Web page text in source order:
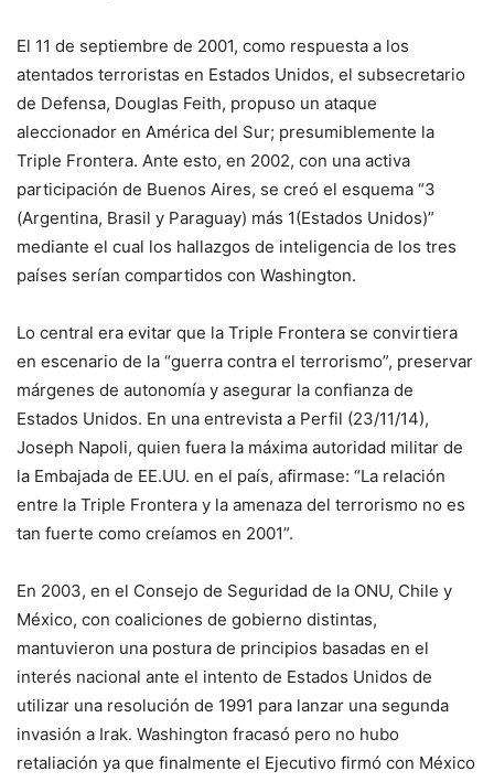
El 11 de septiembre de 2001, como respuesta a los
atentados terroristas en Estados Unidos, el subsecretario
de Defensa, Douglas Feith, propuso un ataque
aleccionador en América del Sur; presumiblemente la
Triple Frontera. Ante esto, en 2002, con una activa
participación de Buenos Aires, se creó el esquema “3
(Argentina, Brasil y Paraguay) más 1(Estados Unidos)”
mediante el cual los hallazgos de inteligencia de los tres
países serían compartidos con Washington.
Lo central era evitar que la Triple Frontera se convirtiera
en escenario de la “guerra contra el terrorismo”, preservar
márgenes de autonomía y asegurar la confianza de
Estados Unidos. En una entrevista a Perfil (23/11/14),
Joseph Napoli, quien fuera la máxima autoridad militar de
la Embajada de EE.UU. en el país, afirmase: “La relación
entre la Triple Frontera y la amenaza del terrorismo no es
tan fuerte como creíamos en 2001”.
En 2003, en el Consejo de Seguridad de la ONU, Chile y
México, con coaliciones de gobierno distintas,
mantuvieron una postura de principios basadas en el
interés nacional ante el intento de Estados Unidos de
utilizar una resolución de 1991 para lanzar una segunda
invasión a Irak. Washington fracasó pero no hubo
retaliación ya que finalmente el Ejecutivo firmó con México